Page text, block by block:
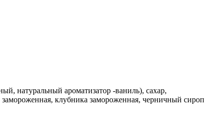
натуральный ароматизатор -ваниль), сахар,
клубника замороженная, черничный сироп